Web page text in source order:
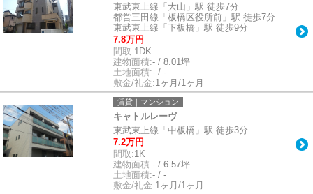
東武東上線「大山」駅 徒歩7分
都営三田線「板橋区役所前」駅 徒歩7分
東武東上線「下板橋」駅 徒歩9分
7.8万円
間取:1DK
建物面積:- / 8.01坪
土地面積:- / -
敷金/礼金:1ヶ月/1ヶ月
賃貸｜マンション
キャトルレーヴ
東武東上線「中板橋」駅 徒歩3分
7.2万円
間取:1K
建物面積:- / 6.57坪
土地面積:- / -
敷金/礼金:1ヶ月/1ヶ月